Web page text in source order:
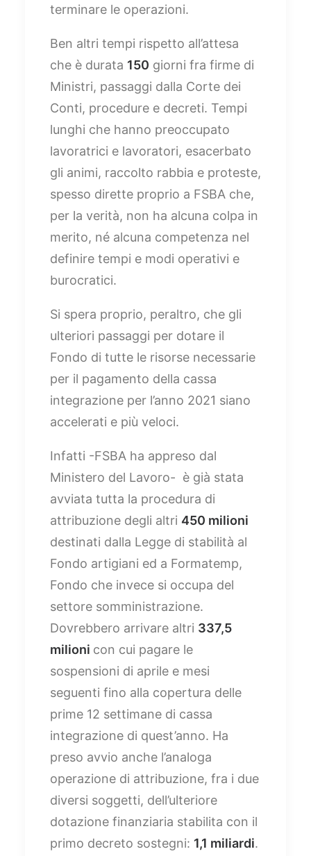
terminare le operazioni.
Ben altri tempi rispetto all’attesa
che è durata 150 giorni fra firme di
Ministri, passaggi dalla Corte dei
Conti, procedure e decreti. Tempi
lunghi che hanno preoccupato
lavoratrici e lavoratori, esacerbato
gli animi, raccolto rabbia e proteste,
spesso dirette proprio a FSBA che,
per la verità, non ha alcuna colpa in
merito, né alcuna competenza nel
definire tempi e modi operativi e
burocratici.
Si spera proprio, peraltro, che gli
ulteriori passaggi per dotare il
Fondo di tutte le risorse necessarie
per il pagamento della cassa
integrazione per l’anno 2021 siano
accelerati e più veloci.
Infatti -FSBA ha appreso dal
Ministero del Lavoro- è già stata
avviata tutta la procedura di
attribuzione degli altri 450 milioni
destinati dalla Legge di stabilità al
Fondo artigiani ed a Formatemp,
Fondo che invece si occupa del
settore somministrazione.
Dovrebbero arrivare altri 337,5
milioni con cui pagare le
sospensioni di aprile e mesi
seguenti fino alla copertura delle
prime 12 settimane di cassa
integrazione di quest’anno. Ha
preso avvio anche l’analoga
operazione di attribuzione, fra i due
diversi soggetti, dell’ulteriore
dotazione finanziaria stabilita con il
primo decreto sostegni: 1,1 miliardi.